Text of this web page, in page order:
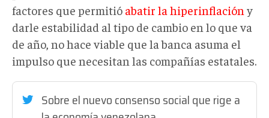
factores que permitió abatir la hiperinflación y
darle estabilidad al tipo de cambio en lo que va
de año, no hace viable que la banca asuma el
impulso que necesitan las compañías estatales.
Sobre el nuevo consenso social que rige a